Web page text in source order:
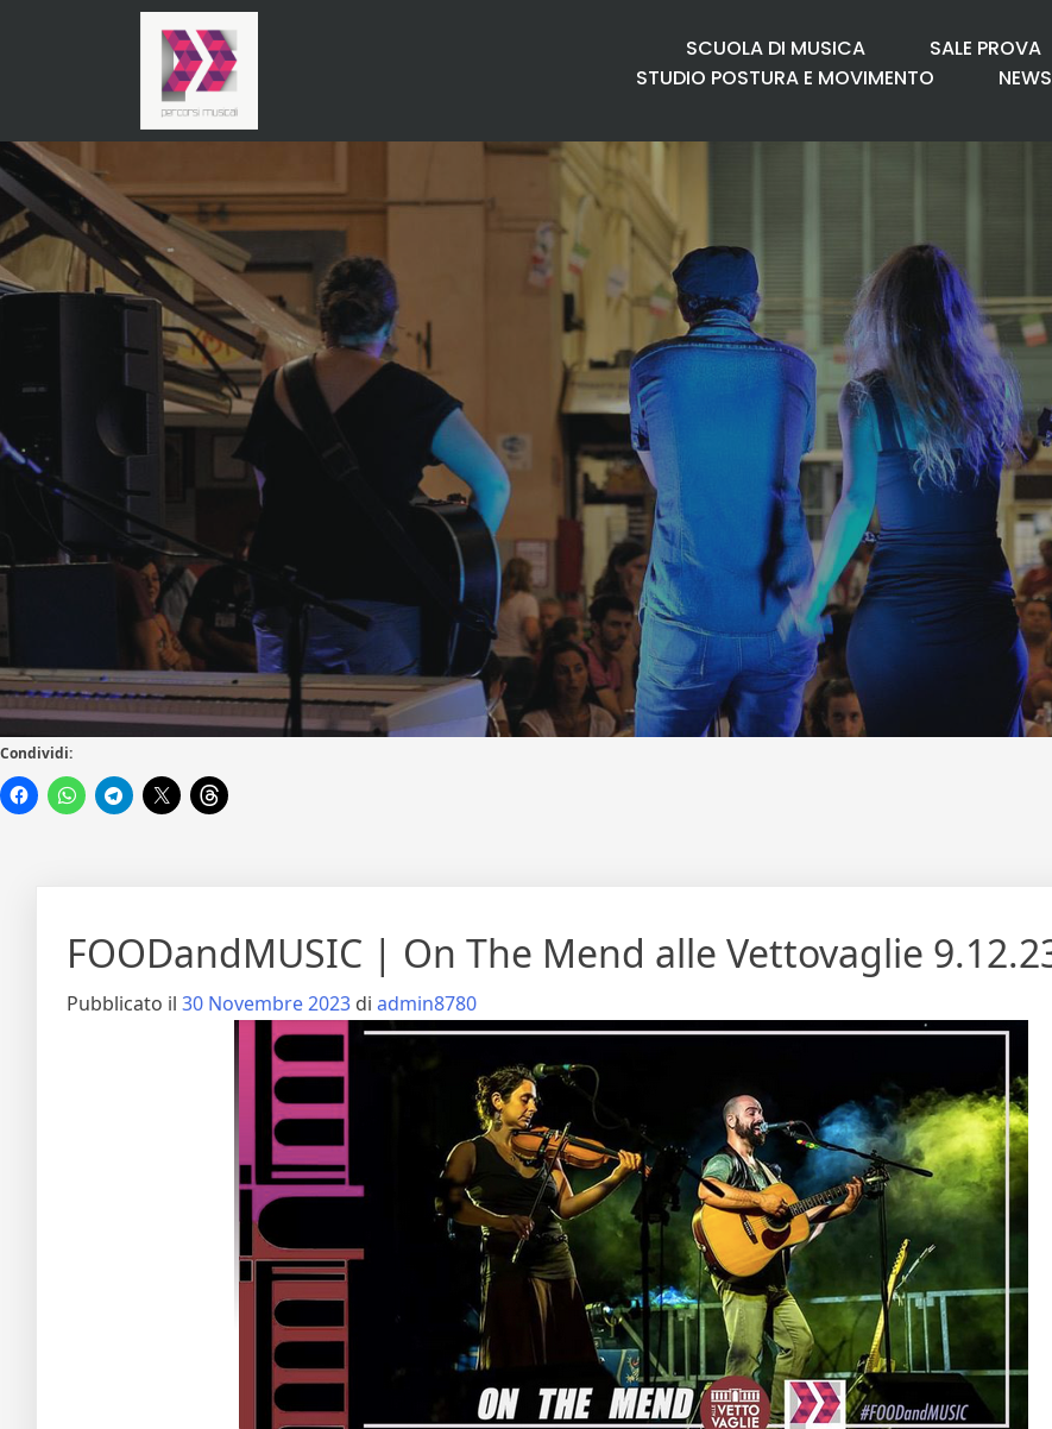
SCUOLA DI MUSICA SALE PROVA
STUDIO POSTURA E MOVIMENTO
NEWS
Condividi:
FOODandMUSIC | On The Mend alle Vettovaglie
Pubblicato il 30 Novembre 2023 di admin8780